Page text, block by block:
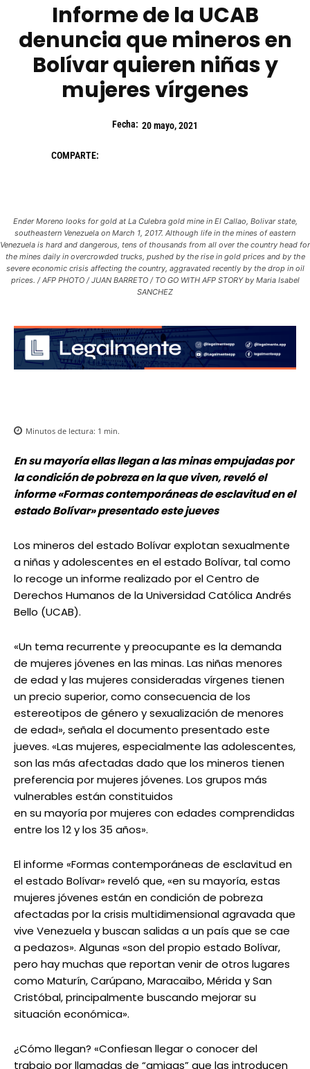
Informe de la UCAB
denuncia que mineros en
Bolívar quieren niñas y
mujeres vírgenes
Fecha: 20 mayo, 2021
COMPARTE:
Ender Moreno looks for gold at La Culebra gold mine in El Callao, Bolivar state,
southeastern Venezuela on March 1, 2017. Although life in the mines of eastern
Venezuela is hard and dangerous, tens of thousands from all over the country head for
the mines daily in overcrowded trucks, pushed by the rise in gold prices and by the
severe economic crisis affecting the country, aggravated recently by the drop in oil
prices. / AFP PHOTO / JUAN BARRETO / TO GO WITH AFP STORY by Maria Isabel
SANCHEZ
Minutos de lectura: 1 min.
En su mayoría ellas llegan a las minas empujadas por
la condición de pobreza en la que viven, reveló el
informe «Formas contemporáneas de esclavitud en el
estado Bolívar» presentado este jueves
Los mineros del estado Bolívar explotan sexualmente
a niñas y adolescentes en el estado Bolívar, tal como
lo recoge un informe realizado por el Centro de
Derechos Humanos de la Universidad Católica Andrés
Bello (UCAB).
«Un tema recurrente y preocupante es la demanda
de mujeres jóvenes en las minas. Las niñas menores
de edad y las mujeres consideradas vírgenes tienen
un precio superior, como consecuencia de los
estereotipos de género y sexualización de menores
de edad», señala el documento presentado este
jueves. «Las mujeres, especialmente las adolescentes,
son las más afectadas dado que los mineros tienen
preferencia por mujeres jóvenes. Los grupos más
vulnerables están constituidos
en su mayoría por mujeres con edades comprendidas
entre los 12 y los 35 años».
El informe «Formas contemporáneas de esclavitud en
el estado Bolívar» reveló que, «en su mayoría, estas
mujeres jóvenes están en condición de pobreza
afectadas por la crisis multidimensional agravada que
vive Venezuela y buscan salidas a un país que se cae
a pedazos». Algunas «son del propio estado Bolívar,
pero hay muchas que reportan venir de otros lugares
como Maturín, Carúpano, Maracaibo, Mérida y San
Cristóbal, principalmente buscando mejorar su
situación económica».
¿Cómo llegan? «Confiesan llegar o conocer del
trabajo por llamadas de “amigas” que las introducen